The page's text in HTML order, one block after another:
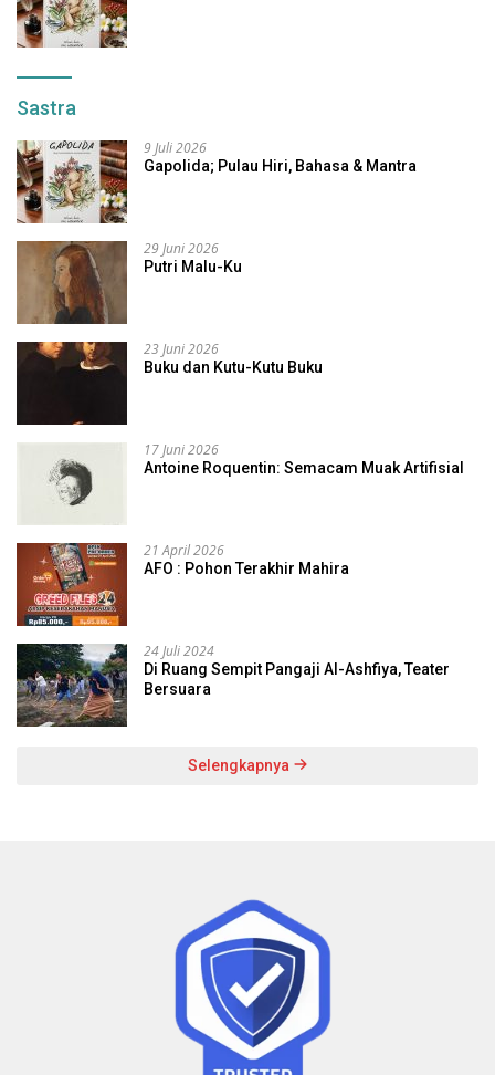
Sastra
9 Juli 2026
Gapolida; Pulau Hiri, Bahasa & Mantra
29 Juni 2026
Putri Malu-Ku
23 Juni 2026
Buku dan Kutu-Kutu Buku
17 Juni 2026
Antoine Roquentin: Semacam Muak Artifisial
21 April 2026
AFO : Pohon Terakhir Mahira
24 Juli 2024
Di Ruang Sempit Pangaji Al-Ashfiya, Teater
Bersuara
Selengkapnya